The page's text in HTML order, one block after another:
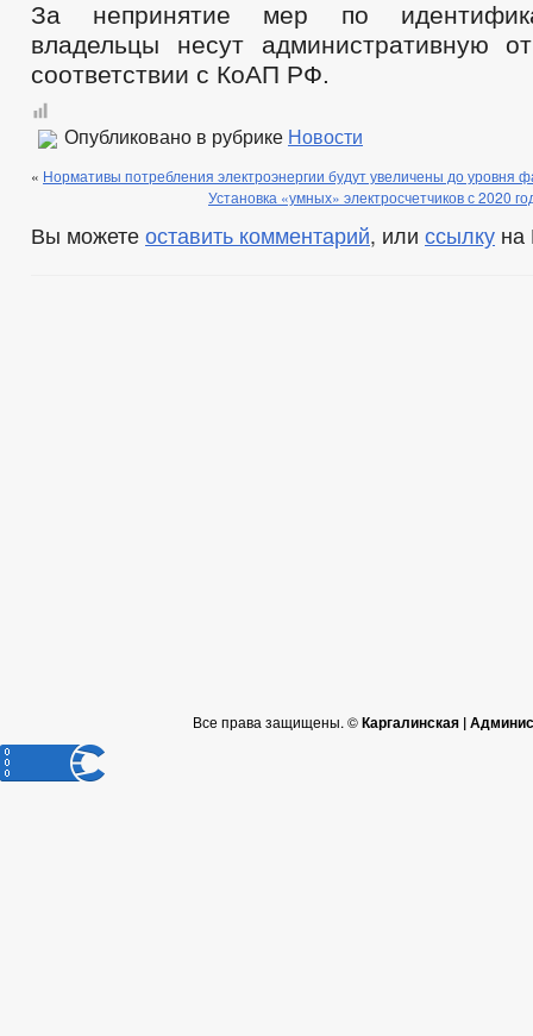
НОРМАТИВНО-ПРАВОВЫЕ АКТЫ
ПРИЕМ ГРАЖДАН
ОБРАЩЕНИЕ К ГЛАВЕ
ИНТЕРНЕТ
ОБЗОРЫ ОБРАЩЕНИЙ ГРАЖДАН
За непринятие мер по
владельцы несут административную
соответствии с КоАП РФ.
Опубликовано в рубрике Новости
« Нормативы потребления электроэнергии будут увеличены до уровня
Установка «умных» электросчетчиков с 2020
Вы можете оставить комментарий, или ссылку на
Все права защищены. ©Каргалинская |